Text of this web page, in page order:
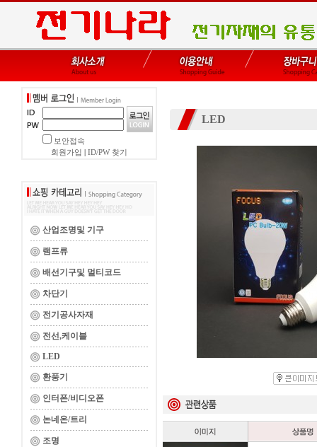
보안접속
회원가입
ID/PW 찾기
산업조명및 기구
램프류
배선기구및 멀티코드
차단기
전기공사자재
전선,케이블
LED
환풍기
인터폰/비디오폰
논네온/트리
조명
LED